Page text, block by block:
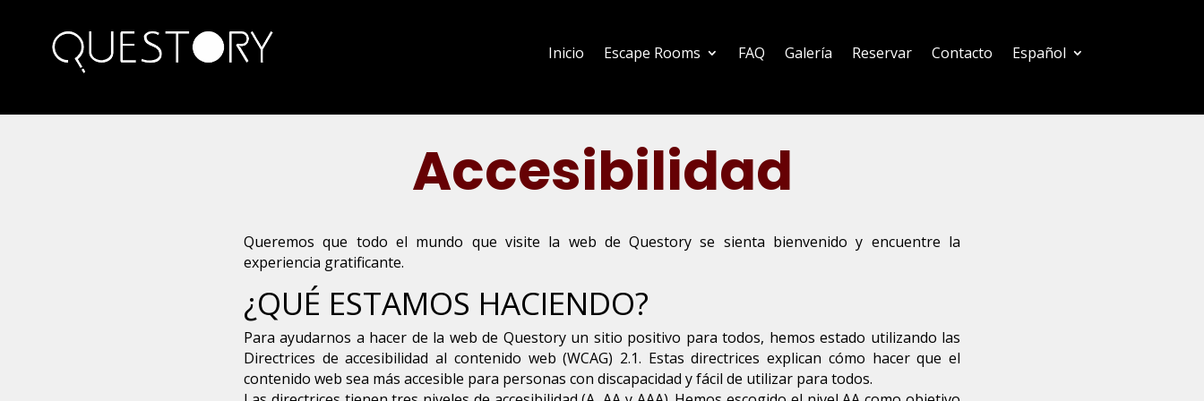
Inicio Escape Rooms FAQ Galería Reservar Contacto Español
Accesibilidad
Queremos que todo el mundo que visite la web de Questory se sienta bienvenido y encuentre la
experiencia gratificante.
¿QUÉ ESTAMOS HACIENDO?
Para ayudarnos a hacer de la web de Questory un sitio positivo para todos, hemos estado utilizando las
Directrices de accesibilidad al contenido web (WCAG) 2.1. Estas directrices explican cómo hacer que el
contenido web sea más accesible para personas con discapacidad y fácil de utilizar para todos.